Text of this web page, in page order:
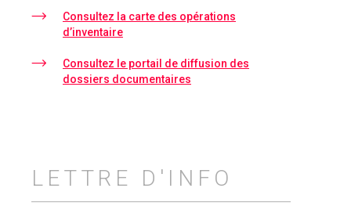
Consultez la carte des opérations
d’inventaire
Consultez le portail de diffusion des
dossiers documentaires
LETTRE D'INFO